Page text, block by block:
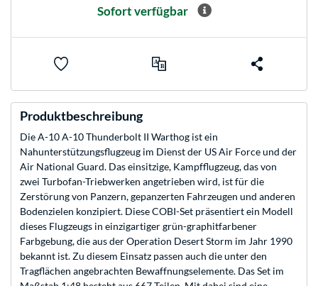
Sofort verfügbar
Produktbeschreibung
Die A-10 A-10 Thunderbolt II Warthog ist ein
Nahunterstützungsflugzeug im Dienst der US Air Force und der
Air National Guard. Das einsitzige, Kampfflugzeug, das von
zwei Turbofan-Triebwerken angetrieben wird, ist für die
Zerstörung von Panzern, gepanzerten Fahrzeugen und anderen
Bodenzielen konzipiert. Diese COBI-Set präsentiert ein Modell
dieses Flugzeugs in einzigartiger grün-graphitfarbener
Farbgebung, die aus der Operation Desert Storm im Jahr 1990
bekannt ist. Zu diesem Einsatz passen auch die unter den
Tragflächen angebrachten Bewaffnungselemente. Das Set im